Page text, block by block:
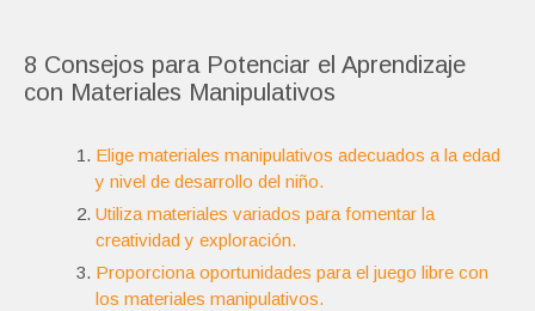
8 Consejos para Potenciar el Aprendizaje
con Materiales Manipulativos
Elige materiales manipulativos adecuados a la edad
y nivel de desarrollo del niño.
Utiliza materiales variados para fomentar la
creatividad y exploración.
Proporciona oportunidades para el juego libre con
los materiales manipulativos.